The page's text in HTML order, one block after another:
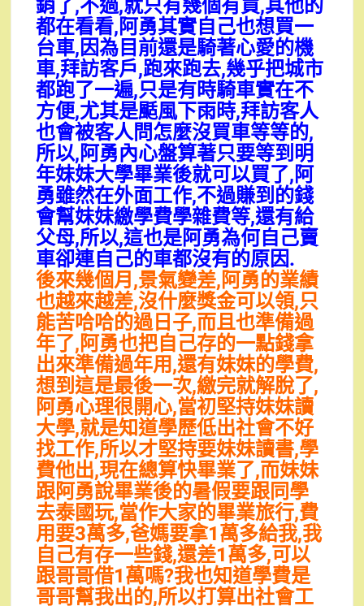
銷了,不過,就只有幾個有買,其他的
都在看看,阿勇其實自己也想買一
台車,因為目前還是騎著心愛的機
車,拜訪客戶,跑來跑去,幾乎把城市
都跑了一遍,只是有時騎車實在不
方便,尤其是颳風下雨時,拜訪客人
也會被客人問怎麼沒買車等等的,
所以,阿勇內心盤算著只要等到明
年妹妹大學畢業後就可以買了,阿
勇雖然在外面工作,不過賺到的錢
會幫妹妹繳學費學雜費等,還有給
父母,所以,這也是阿勇為何自己賣
車卻連自己的車都沒有的原因.
後來幾個月,景氣變差,阿勇的業績
也越來越差,沒什麼獎金可以領,只
能苦哈哈的過日子,而且也準備過
年了,阿勇也把自己存的一點錢拿
出來準備過年用,還有妹妹的學費,
想到這是最後一次,繳完就解脫了,
阿勇心理很開心,當初堅持妹妹讀
大學,就是知道學歷低出社會不好
找工作,所以才堅持要妹妹讀書,學
費他出,現在總算快畢業了,而妹妹
跟阿勇說畢業後的暑假要跟同學
去泰國玩,當作大家的畢業旅行,費
用要3萬多,爸媽要拿1萬多給我,我
自己有存一些錢,還差1萬多,可以
跟哥哥借1萬嗎?我也知道學費是
哥哥幫我出的,所以打算出社會工